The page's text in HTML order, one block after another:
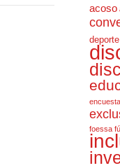
acoso
deporte
foessa